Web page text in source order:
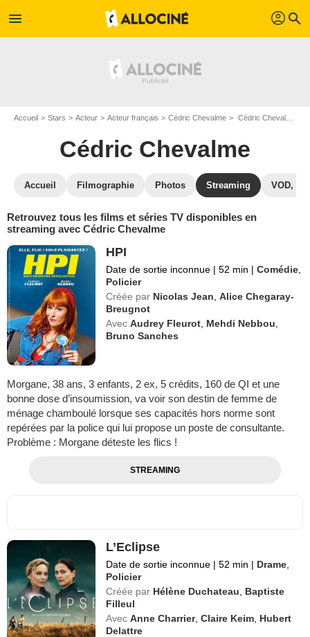
menu profil search
Accueil Stars Acteur Acteur français Cédric Chevalme Cédric Chevalme : Films et séries online
Cédric Chevalme
Accueil Filmographie Photos Streaming VOD,
Retrouvez tous les films et séries TV disponibles en
streaming avec Cédric Chevalme
HPI
Date de sortie inconnue | 52 min | Comédie
Policier
Créée par Nicolas Jean ,Alice Chegaray-
Breugnot
Avec Audrey Fleurot Mehdi Nebbou
Bruno Sanches
Morgane, 38 ans, 3 enfants, 2 ex, 5 crédits, 160 de QI et une
bonne dose d’insoumission, va voir son destin de femme de
ménage chamboulé lorsque ses capacités hors norme sont
repérées par la police qui lui propose un poste de consultante.
Problème : Morgane déteste les flics !
STREAMING
L’Eclipse
Date de sortie inconnue | 52 min | Drame
Policier
Créée par Hélène Duchateau
Baptiste
Filleul
Avec Anne Charrier,Claire Keim Hubert
Delattre